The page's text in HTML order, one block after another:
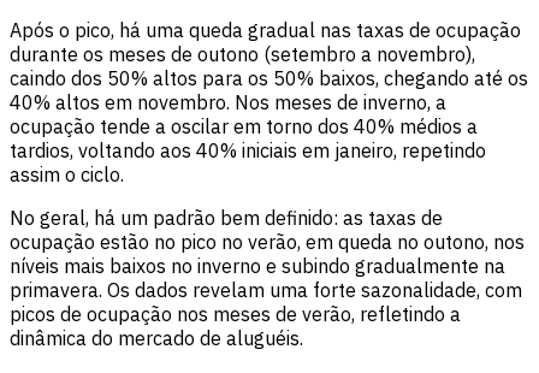
Após o pico, há uma queda gradual nas taxas de ocupação
durante os meses de outono (setembro a novembro),
caindo dos 50% altos para os 50% baixos, chegando até os
40% altos em novembro. Nos meses de inverno, a
ocupação tende a oscilar em torno dos 40% médios a
tardios, voltando aos 40% iniciais em janeiro, repetindo
assim o ciclo.
No geral, há um padrão bem definido: as taxas de
ocupação estão no pico no verão, em queda no outono, nos
níveis mais baixos no inverno e subindo gradualmente na
primavera. Os dados revelam uma forte sazonalidade, com
picos de ocupação nos meses de verão, refletindo a
dinâmica do mercado de aluguéis.